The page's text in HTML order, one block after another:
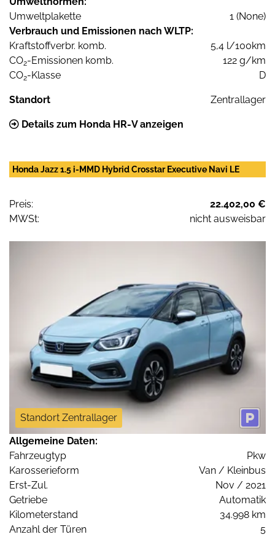
Umweltplakette
1 (None)
Verbrauch und Emissionen nach WLTP:
Kraftstoffverbr. komb.
5,4 l/100km
CO2-Emissionen komb.
122 g/km
CO2-Klasse D
Standort Zentrallager
Details zum Honda HR-V anzeigen
Honda Jazz 1.5 i-MMD Hybrid Crosstar Executive Navi LE
Preis:
22.402,00 €
MWSt:
nicht ausweisbar
Standort Zentrallager
Allgemeine Daten:
Fahrzeugtyp
Pkw
Karosserieform
Van / Kleinbus
Erst-Zul.
Nov / 2021
Getriebe
Automatik
Kilometerstand
34.998 km
Anzahl der Türen
5